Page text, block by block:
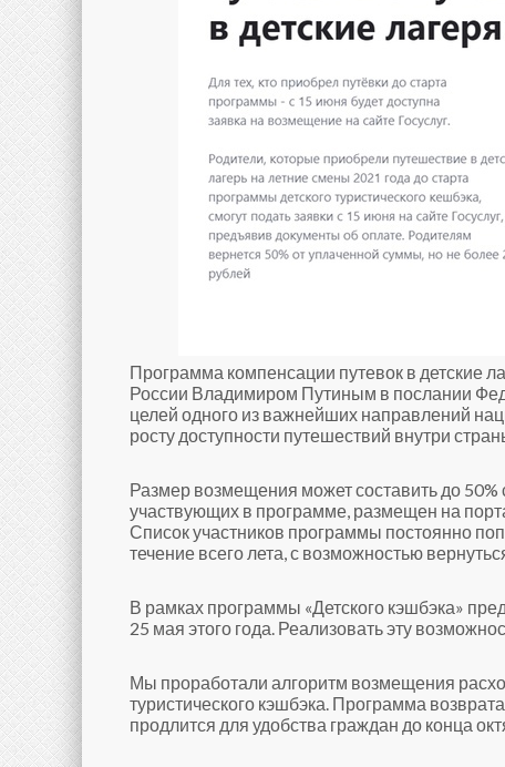
Программа компенсации путевок в детские
России Владимиром Путиным в послании
целей одного из важнейших направлений
росту доступности путешествий внутри
Размер возмещения может составить до 50%
участвующих в программе, размещен на
Список участников программы постоянно
течение всего лета, с возможностью
В рамках программы «Детского кэшбэка»
25 мая этого года. Реализовать эту
Мы проработали алгоритм возмещения
туристического кэшбэка. Программа
продлится для удобства граждан до конца